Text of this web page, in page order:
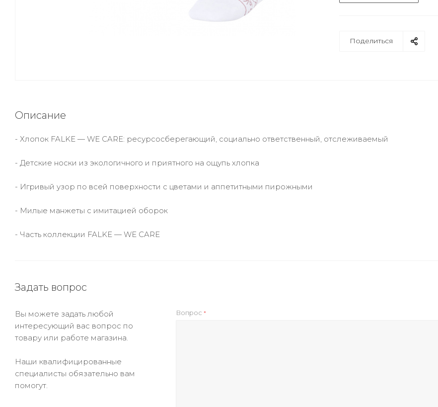
Поделиться
Описание
- Хлопок FALKE — WE CARE: ресурсосберегающий, социально ответственный, отслеживаемый
- Детские носки из экологичного и приятного на ощупь хлопка
- Игривый узор по всей поверхности с цветами и аппетитными пирожными
- Милые манжеты с имитацией оборок
- Часть коллекции FALKE — WE CARE
Задать вопрос
Вы можете задать любой
интересующий вас вопрос по
товару или работе магазина.
Наши квалифицированные
специалисты обязательно вам
помогут.
Вопрос *